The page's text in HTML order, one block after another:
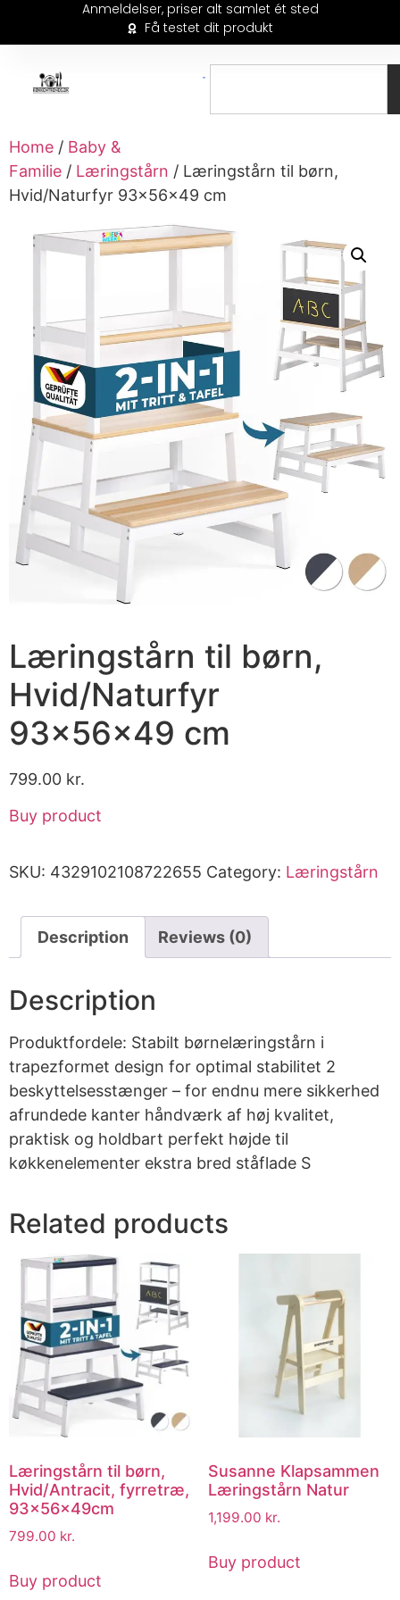
Anmeldelser, priser alt samlet ét sted
Få testet dit produkt
Home / Baby &
Familie / Læringstårn / Læringstårn til børn,
Hvid/Naturfyr 93x56x49 cm
Læringstårn til børn,
Hvid/Naturfyr
93x56x49 cm
799.00 kr.
Buy product
SKU: 4329102108722655 Category: Læringstårn
Description Reviews (0)
Description
Produktfordele: Stabilt børnelæringstårn i
trapezformet design for optimal stabilitet 2
beskyttelsesstænger – for endnu mere sikkerhed
afrundede kanter håndværk af høj kvalitet,
praktisk og holdbart perfekt højde til
køkkenelementer ekstra bred ståflade S
Related products
Læringstårn til børn,
Hvid/Antracit, fyrretræ,
93x56x49cm
799.00 kr.
Buy product
Susanne Klapsammen
Læringstårn Natur
1,199.00 kr.
Buy product